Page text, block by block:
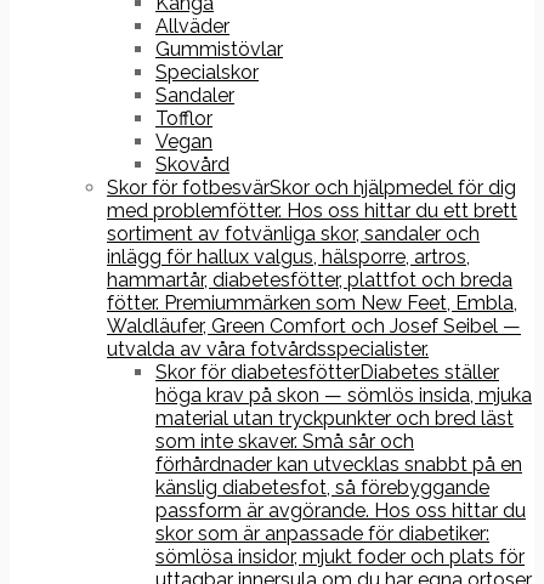
Allväder
Gummistövlar
Specialskor
Sandaler
Tofflor
Vegan
Skovård
Skor för fotbesvärSkor och hjälpmedel för dig
med problemfötter. Hos oss hittar du ett brett
sortiment av fotvänliga skor, sandaler och
inlägg för hallux valgus, hälsporre, artros,
hammartår, diabetesfötter, plattfot och breda
fötter. Premiummärken som New Feet, Embla,
Waldläufer, Green Comfort och Josef Seibel —
utvalda av våra fotvårdsspecialister.
Skor för diabetesfötterDiabetes ställer
höga krav på skon — sömlös insida, mjuka
material utan tryckpunkter och bred läst
som inte skaver. Små sår och
förhårdnader kan utvecklas snabbt på en
känslig diabetesfot, så förebyggande
passform är avgörande. Hos oss hittar du
skor som är anpassade för diabetiker:
sömlösa insidor, mjukt foder och plats för